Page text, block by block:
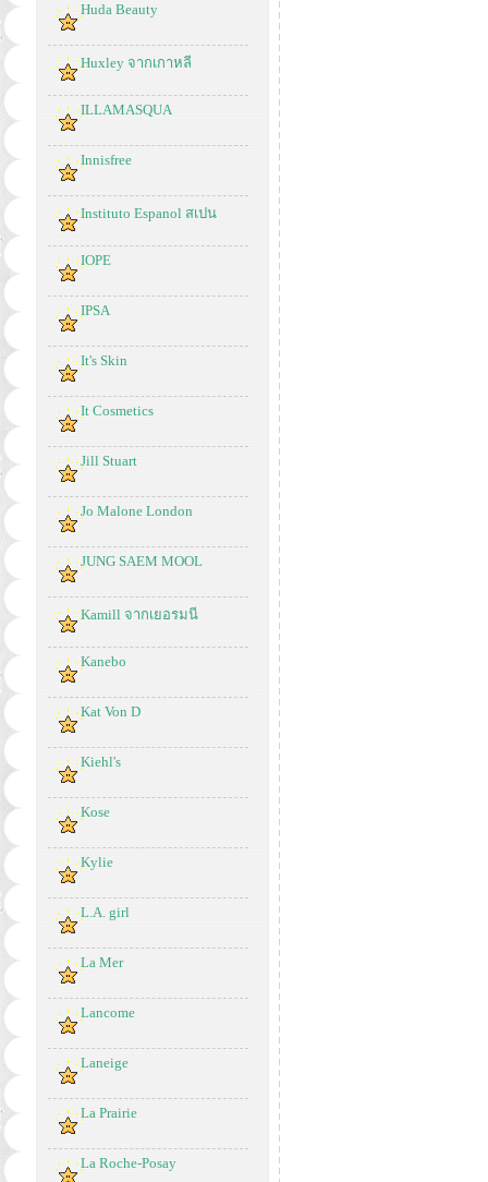
Huda Beauty
Huxley จากเกาหลี
ILLAMASQUA
Innisfree
Instituto Espanol สเปน
IOPE
IPSA
It's Skin
It Cosmetics
Jill Stuart
Jo Malone London
JUNG SAEM MOOL
Kamill จากเยอรมนี
Kanebo
Kat Von D
Kiehl's
Kose
Kylie
L.A. girl
La Mer
Lancome
Laneige
La Prairie
La Roche-Posay